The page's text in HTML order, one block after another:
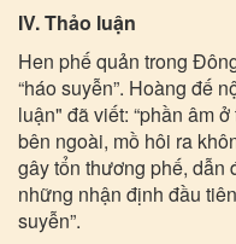
IV. Thảo luận
Hen phế quản trong
“háo suyễn”. Hoàng đế
luận" đã viết: “phần âm
bên ngoài, mồ hôi ra
gây tổn thương phế, dẫn
những nhận định đầu
suyễn”.